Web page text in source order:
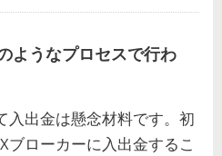
ようなプロセスで行わ
入出金は懸念材料です。初
ブローカーに入出金するこ